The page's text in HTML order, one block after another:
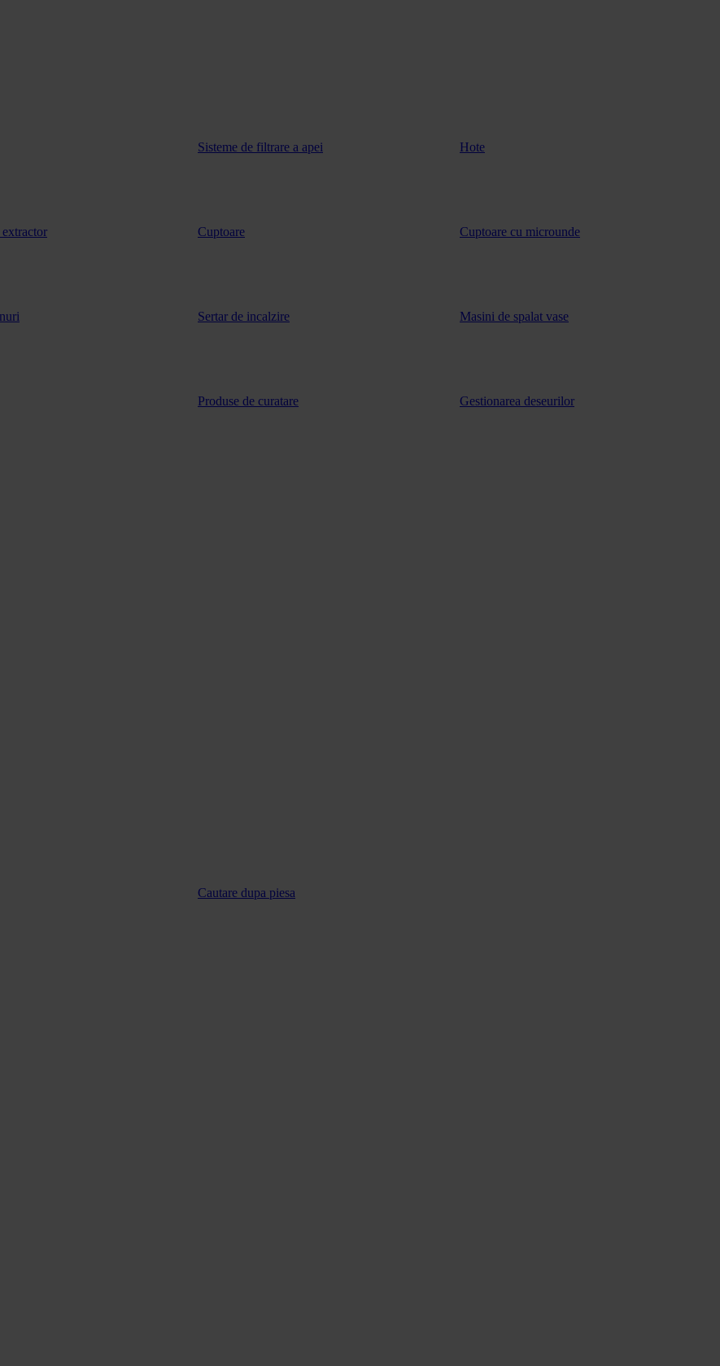
Sisteme de filtrare a apei Hote
Cuptoare Cuptoare cu microunde
Sertar de incalzire Masini de spalat vase
Produse de curatare Gestionarea deseurilor
Cautare dupa piesa